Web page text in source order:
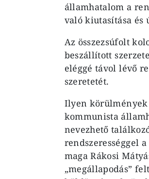
államhatalom a
való kiutasítása és
Az összezsúfolt
beszállított
eléggé távol lévő
szeretetét.
Ilyen körülmények
kommunista
nevezhető
rendszerességgel
maga Rákosi
„megállapodás”